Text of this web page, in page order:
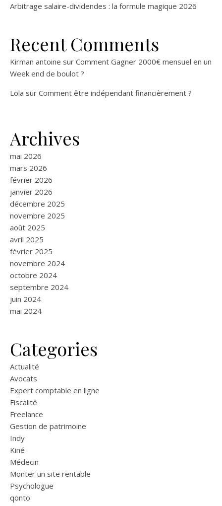
Arbitrage salaire-dividendes : la formule magique 2026
Recent Comments
Kirman antoine sur Comment Gagner 2000€ mensuel en un
Week end de boulot ?
Lola sur Comment être indépendant financièrement ?
Archives
mai 2026
mars 2026
février 2026
janvier 2026
décembre 2025
novembre 2025
août 2025
avril 2025
février 2025
novembre 2024
octobre 2024
septembre 2024
juin 2024
mai 2024
Categories
Actualité
Avocats
Expert comptable en ligne
Fiscalité
Freelance
Gestion de patrimoine
Indy
Kiné
Médecin
Monter un site rentable
Psychologue
qonto